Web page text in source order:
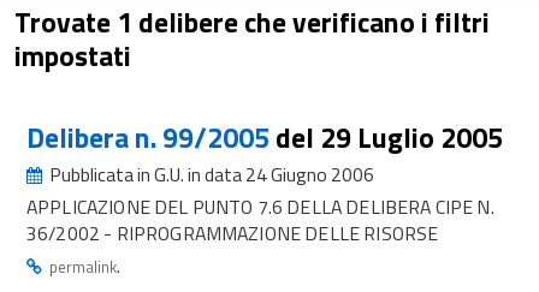
Trovate 1 delibere che verificano i filtri
impostati
Delibera n. 99/2005 del 29 Luglio 2005
Pubblicata in G.U. in data 24 Giugno 2006
APPLICAZIONE DEL PUNTO 7.6 DELLA DELIBERA CIPE N.
36/2002 - RIPROGRAMMAZIONE DELLE RISORSE
permalink.